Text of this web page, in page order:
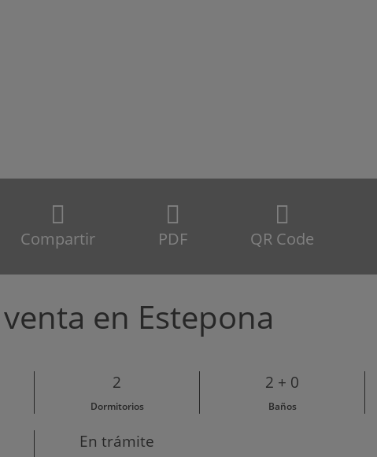
Compartir PDF QR Code
en Estepona
2
Dormitorios
2 + 0
Baños
En trámite